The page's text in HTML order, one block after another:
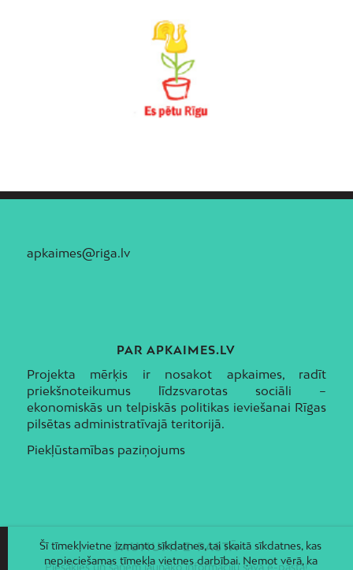
apkaimes@riga.lv
PAR APKAIMES.LV
Projekta mērķis ir nosakot apkaimes, radīt
priekšnoteikumus līdzsvarotas sociāli –
ekonomiskās un telpiskās politikas ieviešanai Rīgas
pilsētas administratīvajā teritorijā.
Piekļūstamības paziņojums
JAUNUMI E-PASTĀ
Piesakies un saņem jaunāko informāciju savā e-pastā!
Šī tīmekļvietne izmanto sīkdatnes, tai skaitā sīkdatnes, kas
nepieciešamas tīmekļa vietnes darbībai. Ņemot vērā, ka